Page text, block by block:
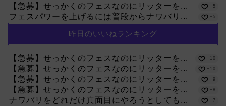
【急募】せっかくのフェスなのにリッターを... +5
フェスパワーを上げるには普段からナワバリ... +5
昨日のいいねランキング
【急募】せっかくのフェスなのにリッターを... +10
【急募】せっかくのフェスなのにリッターを... +10
【急募】せっかくのフェスなのにリッターを... +9
【急募】せっかくのフェスなのにリッターを... +8
ナワバリをどれだけ真面目にやろうとしても... +7